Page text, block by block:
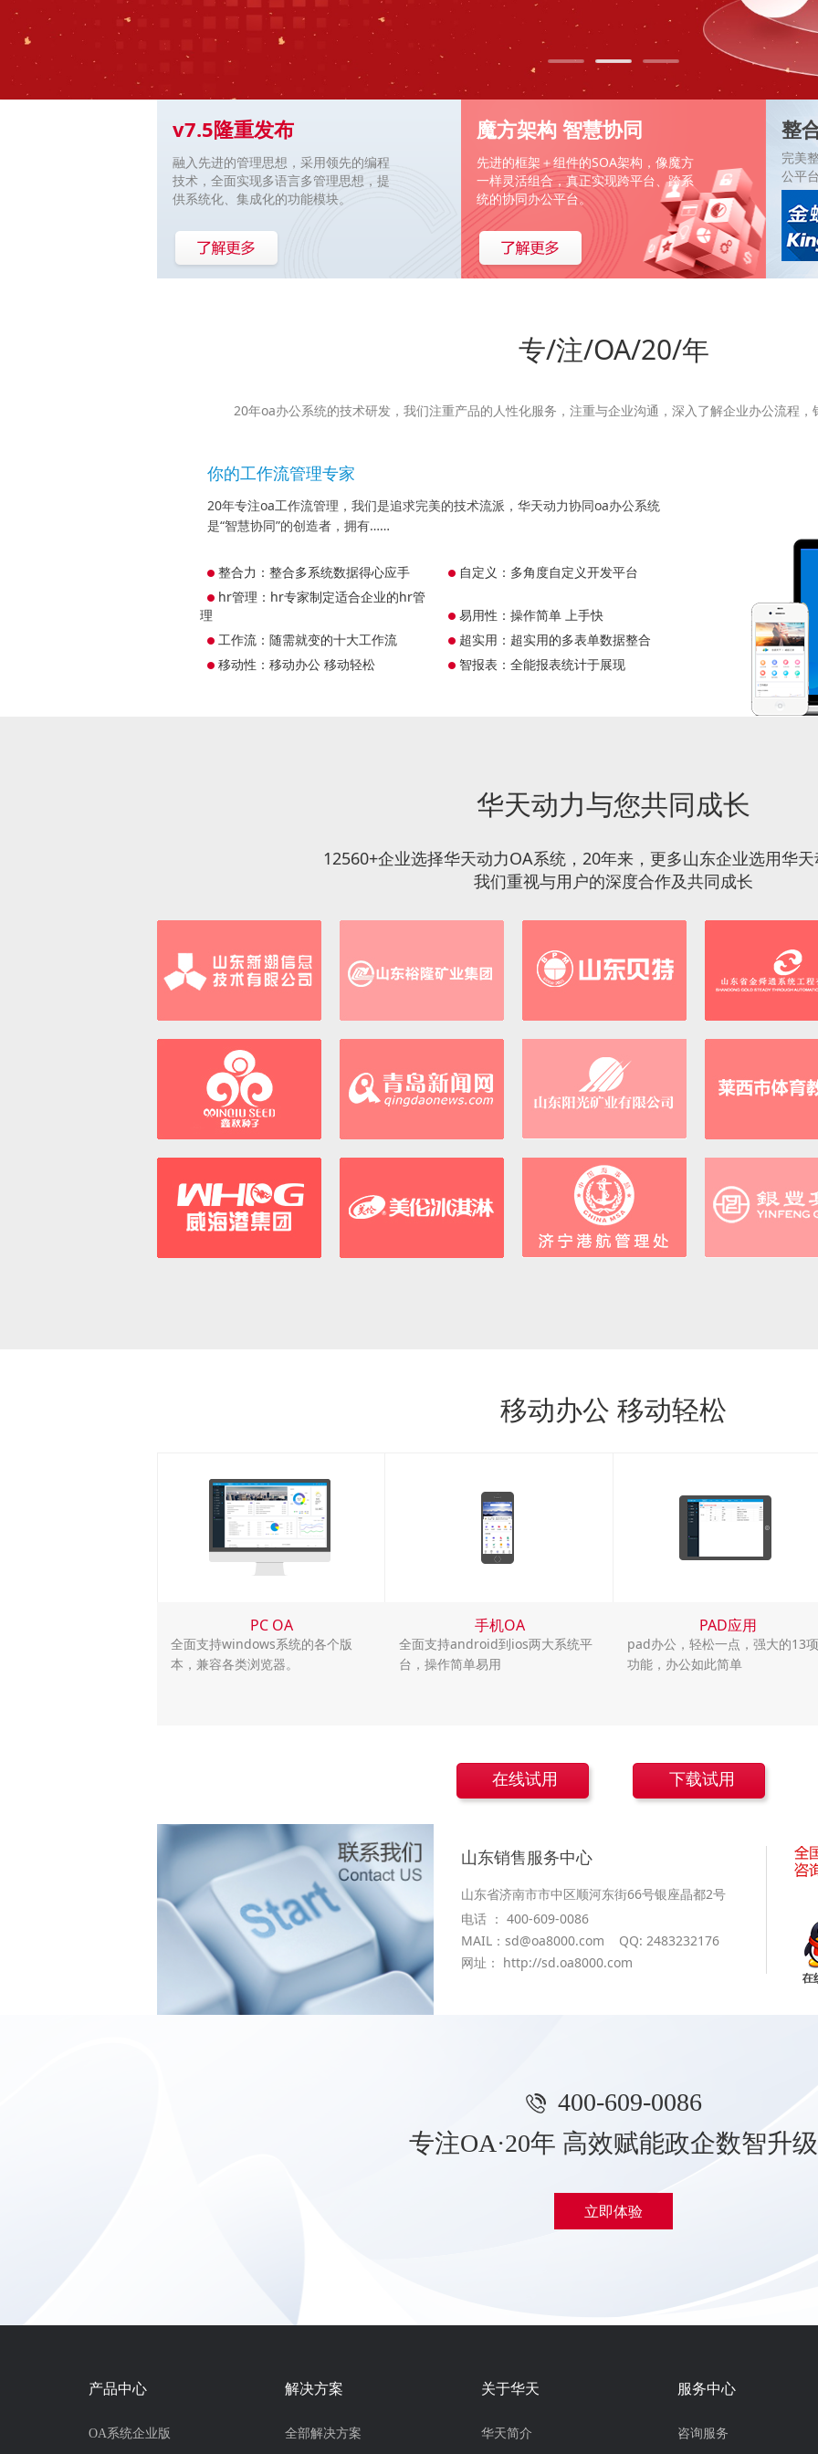
v7.5隆重发布
融入先进的管理思想，采用领先的编程
技术，全面实现多语言多管理思想，提
供系统化、集成化的功能模块。
魔方架构 智慧协同
先进的框架＋组件的SOA架构，像魔方
一样灵活组合，真正实现跨平台、跨系
统的协同办公平台。
整
完美
公平
专/注/OA/20/年
20年oa办公系统的技术研发，我们注重产品的人性化服务，注重与企业沟通，深入了解企业办公流程
你的工作流管理专家
20年专注oa工作流管理，我们是追求完美的技术流派，华天动力协同oa办公系统
是“智慧协同”的创造者，拥有……
整合力：整合多系统数据得心应手
自定义：多角度自定义开发平台
hr管理：hr专家制定适合企业的hr管
理
易用性：操作简单 上手快
工作流：随需就变的十大工作流
超实用：超实用的多表单数据整合
移动性：移动办公 移动轻松
智报表：全能报表统计于展现
华天动力与您共同成长
12560+企业选择华天动力OA系统，20年来，更多山东企业选用华
我们重视与用户的深度合作及共同成长
移动办公 移动轻松
PC OA
全面支持windows系统的各个版
本，兼容各类浏览器。
手机OA
全面支持android到ios两大系统平
台，操作简单易用
PAD应用
pad办公，轻松一点，强大的13项
功能，办公如此简单
在线试用 下载试用
山东销售服务中心
山东省济南市市中区顺河东街66号银座晶都2号
电话 ： 400-609-0086
MAIL：sd@oa8000.com QQ: 2483232176
网址： http://sd.oa8000.com
400-609-0086
专注OA·20年 高效赋能政企数智升级
立即体验
产品中心
OA系统企业版
解决方案
全部解决方案
关于华天
华天简介
服务中心
咨询服务